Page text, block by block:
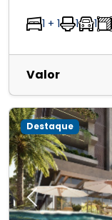
1 + 1 1 1
Valor
Previous
Destaque